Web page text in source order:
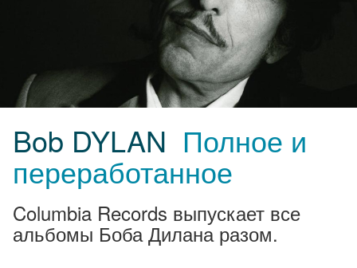
Bob DYLAN Полное и
переработанное
Columbia Records выпускает все
альбомы Боба Дилана разом.